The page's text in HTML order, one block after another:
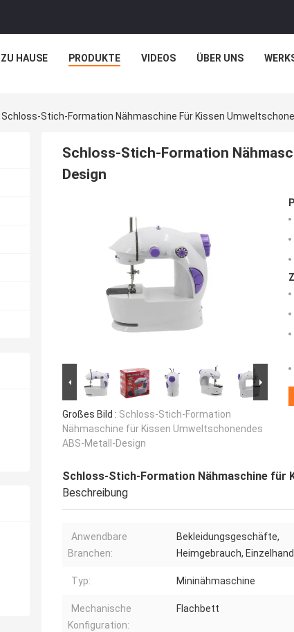
ZU HAUSE PRODUKTE VIDEOS ÜBER UNS
Schloss-Stich-Formation Nähmaschine Für Kissen
Schloss-Stich-Formation
Design
Großes Bild : Schloss-Stich-Formation
Nähmaschine für Kissen Umweltschonendes
ABS-Metall-Design
Schloss-Stich-Formation Nähmaschine für
Beschreibung
Anwendbare
Branchen:
Bekleidungsgeschäfte,
Heimgebrauch,
Typ: Mininähmaschine
Mechanische
Konfiguration:
Flachbett